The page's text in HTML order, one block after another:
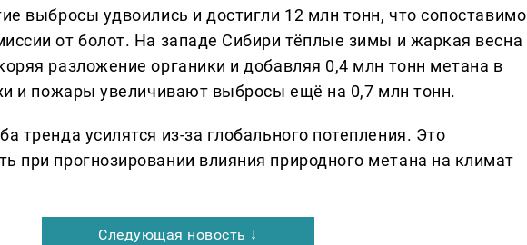
выбросы удвоились и достигли 12 млн тонн, что сопоставимо
от болот. На западе Сибири тёплые зимы и жаркая весна
разложение органики и добавляя 0,4 млн тонн метана в
и пожары увеличивают выбросы ещё на 0,7 млн тонн.
тренда усилятся из-за глобального потепления. Это
при прогнозировании влияния природного метана на климат
Следующая новость ↓